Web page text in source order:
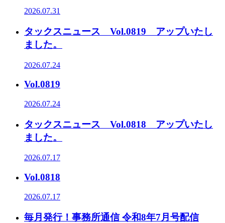
2026.07.31
タックスニュース Vol.0819 アップいたし
ました。
2026.07.24
Vol.0819
2026.07.24
タックスニュース Vol.0818 アップいたし
ました。
2026.07.17
Vol.0818
2026.07.17
毎月発行！事務所通信 令和8年7月号配信